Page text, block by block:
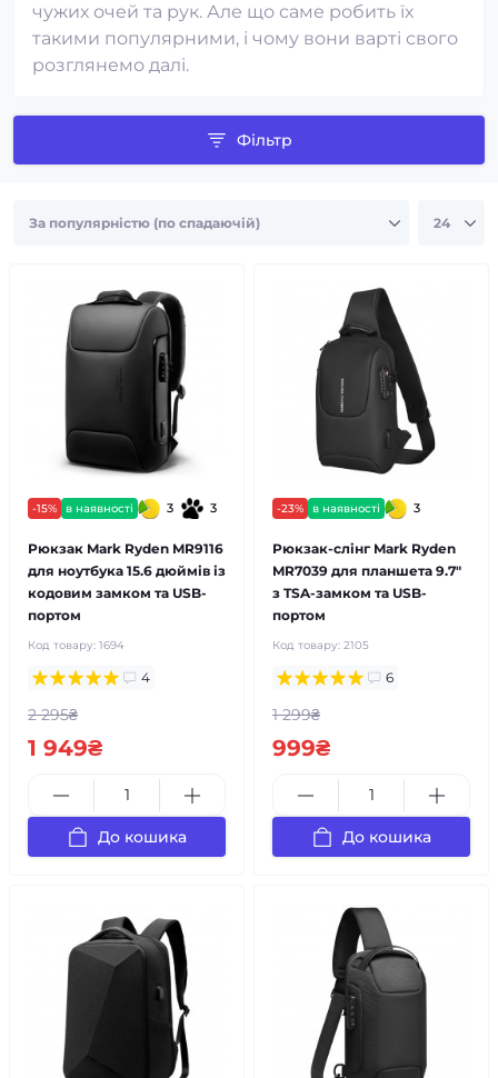
чужих очей та рук. Але що саме робить їх
такими популярними, і чому вони варті свого
розглянемо далі.
Фільтр
-15% в наявності 3 3
Рюкзак Mark Ryden MR9116
для ноутбука 15.6 дюймів із
кодовим замком та USB-
портом
Код товару: 1694
4
2 295₴
1 949₴
До кошика
-23% в наявності 3
Рюкзак-слінг Mark Ryden
MR7039 для планшета 9.7"
з TSA-замком та USB-
портом
Код товару: 2105
6
1 299₴
999₴
До кошика